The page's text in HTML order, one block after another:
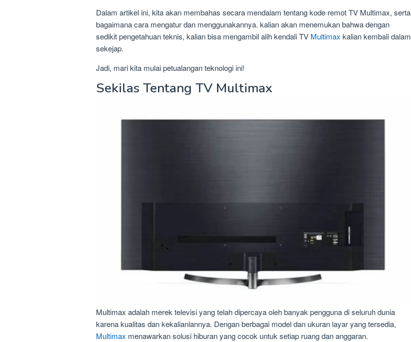
Dalam artikel ini, kita akan membahas secara mendalam tentang kode remot TV Multimax, serta
bagaimana cara mengatur dan menggunakannya. kalian akan menemukan bahwa dengan
sedikit pengetahuan teknis, kalian bisa mengambil alih kendali TV Multimax kalian kembali dalam
sekejap.
Jadi, mari kita mulai petualangan teknologi ini!
Sekilas Tentang TV Multimax
Multimax adalah merek televisi yang telah dipercaya oleh banyak pengguna di seluruh dunia
karena kualitas dan kekalianlannya. Dengan berbagai model dan ukuran layar yang tersedia,
Multimax menawarkan solusi hiburan yang cocok untuk setiap ruang dan anggaran.